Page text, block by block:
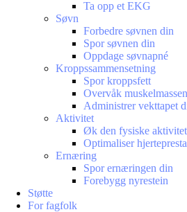
Ta opp et EKG
Søvn
Forbedre søvnen din
Spor søvnen din
Oppdage søvnapné
Kroppssammensetning
Spor kroppsfett
Overvåk
Administrer vekttapet
Aktivitet
Øk den fysiske
Optimaliser
Ernæring
Spor ernæringen din
Forebygg nyrestein
Støtte
For fagfolk